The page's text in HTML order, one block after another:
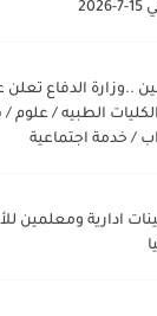
الدفاع تعلن
الطبيه / علوم
/ خدمة اجتماعية
ادارية ومعلمين